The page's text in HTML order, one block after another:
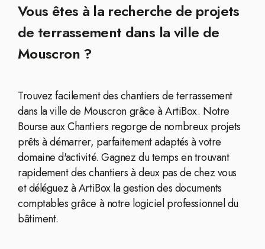
Vous êtes à la recherche de projets
de terrassement dans la ville de
Mouscron ?
Trouvez facilement des chantiers de terrassement
dans la ville de Mouscron grâce à ArtiBox. Notre
Bourse aux Chantiers regorge de nombreux projets
prêts à démarrer, parfaitement adaptés à votre
domaine d'activité. Gagnez du temps en trouvant
rapidement des chantiers à deux pas de chez vous
et déléguez à ArtiBox la gestion des documents
comptables grâce à notre logiciel professionnel du
bâtiment.